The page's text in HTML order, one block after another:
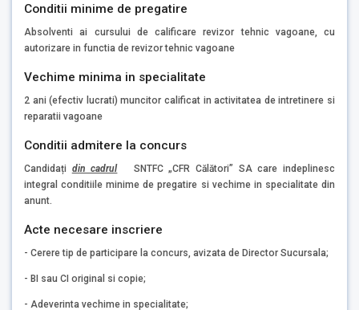
Conditii minime de pregatire
Absolventi ai cursului de calificare revizor tehnic vagoane, cu
autorizare in functia de revizor tehnic vagoane
Vechime minima in specialitate
2 ani (efectiv lucrati) muncitor calificat in activitatea de intretinere si
reparatii vagoane
Conditii admitere la concurs
Candidați din cadrul SNTFC „CFR Călători” SA care indeplinesc
integral conditiile minime de pregatire si vechime in specialitate din
anunt.
Acte necesare inscriere
- Cerere tip de participare la concurs, avizata de Director Sucursala;
- BI sau CI original si copie;
- Adeverinta vechime in specialitate;